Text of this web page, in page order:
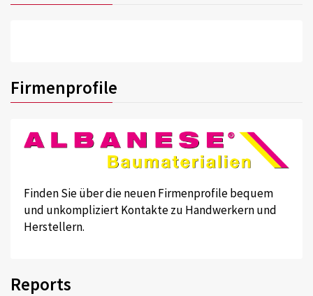
Firmenprofile
Finden Sie über die neuen Firmenprofile bequem
und unkompliziert Kontakte zu Handwerkern und
Herstellern.
Reports